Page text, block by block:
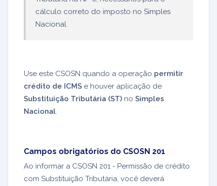
cálculo correto do imposto no Simples
Nacional.
Use este CSOSN quando a operação permitir
crédito de ICMS e houver aplicação de
Substituição Tributária (ST) no Simples
Nacional
Campos obrigatórios do CSOSN 201
Ao informar a CSOSN 201 - Permissão de crédito
com Substituição Tributária, você deverá